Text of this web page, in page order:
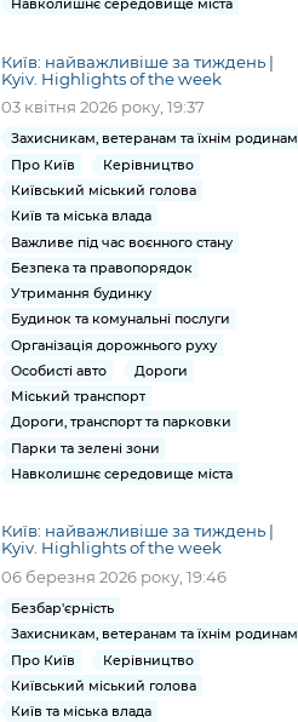
Навколишнє середовище міста
Київ: найважливіше за тиждень |
Kyiv. Highlights of the week
03 квітня 2026 року, 19:37
Захисникам, ветеранам та їхнім родинам
Про Київ
Керівництво
Київський міський голова
Київ та міська влада
Важливе під час воєнного стану
Безпека та правопорядок
Утримання будинку
Будинок та комунальні послуги
Організація дорожнього руху
Особисті авто
Дороги
Міський транспорт
Дороги, транспорт та парковки
Парки та зелені зони
Навколишнє середовище міста
Київ: найважливіше за тиждень |
Kyiv. Highlights of the week
06 березня 2026 року, 19:46
Безбар'єрність
Захисникам, ветеранам та їхнім родинам
Про Київ
Керівництво
Київський міський голова
Київ та міська влада